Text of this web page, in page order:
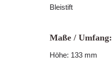
Bleistift
Maße / Umfang:
Höhe: 133 mm